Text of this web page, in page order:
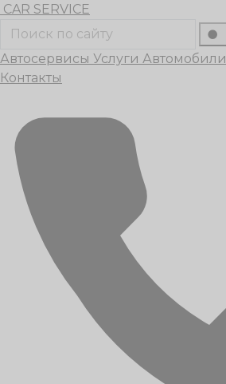
Перейти
CAR SERVICE
Поиск
Автосервисы Услуги Автомобили
Контакты